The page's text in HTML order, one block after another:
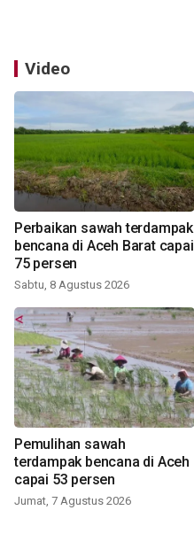
Video
Perbaikan sawah terdampak
bencana di Aceh Barat capai
75 persen
Sabtu, 8 Agustus 2026
Pemulihan sawah
terdampak bencana di Aceh
capai 53 persen
Jumat, 7 Agustus 2026